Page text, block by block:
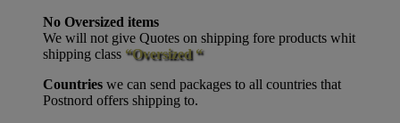
No Oversized items
We will not give Quotes on shipping fore products whit
shipping class “Oversized “
Countries we can send packages to all countries that
Postnord offers shipping to.